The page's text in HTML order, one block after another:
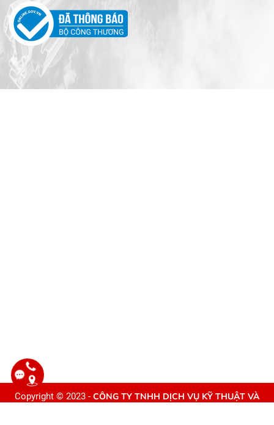
Copyright © 2023 - CÔNG TY TNHH DỊCH VỤ KỸ THUẬT VÀ